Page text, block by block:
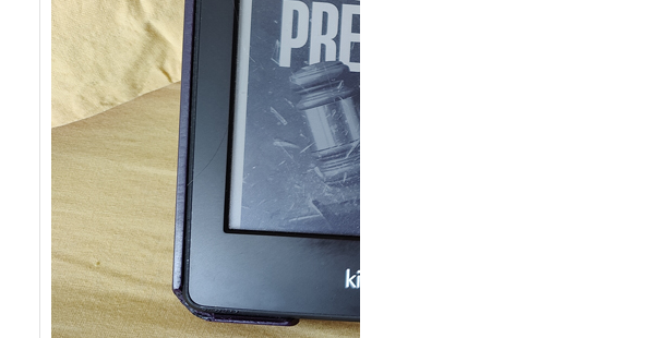
Je bouquine #149
Sans grande surprise, j’ai
replongé dans la série
« Roy Grace »…